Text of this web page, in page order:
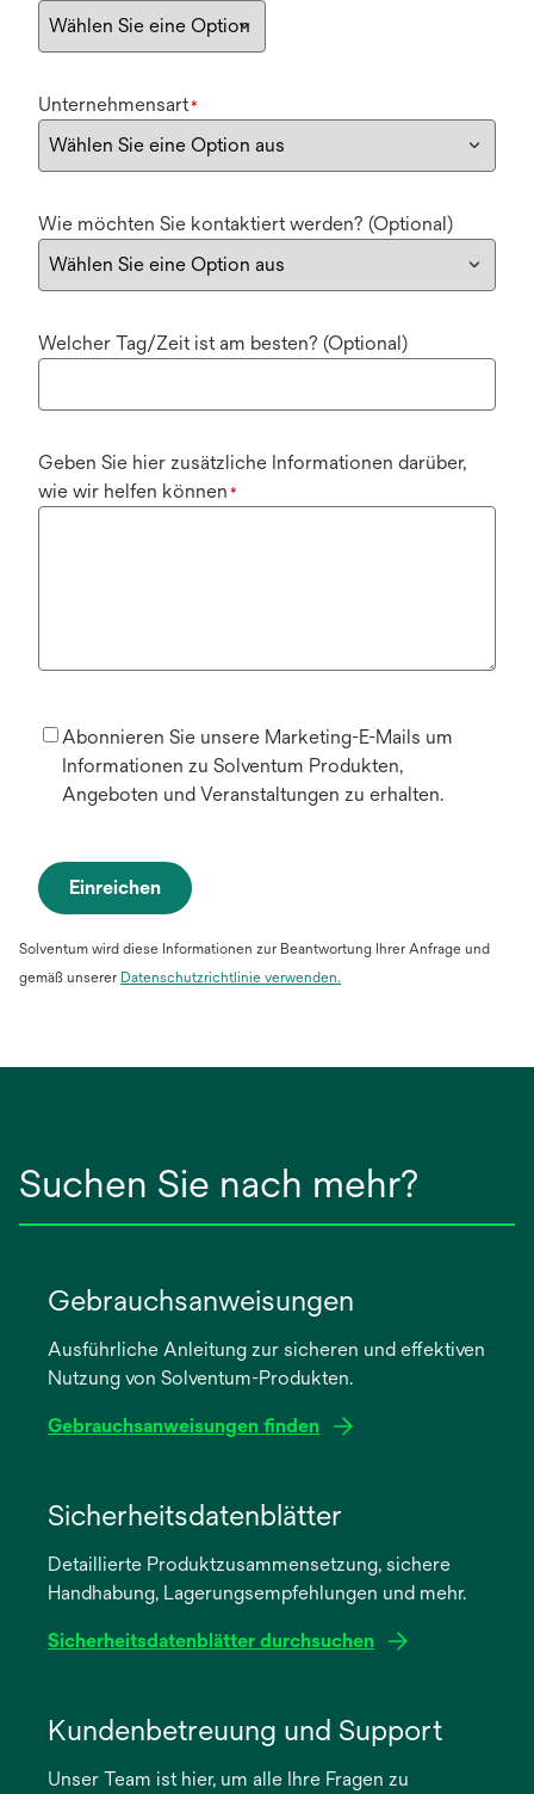
Unternehmensart*
Wie möchten Sie kontaktiert werden? (Optional)
Welcher Tag/Zeit ist am besten? (Optional)
Geben Sie hier zusätzliche Informationen darüber,
wie wir helfen können *
Abonnieren Sie unsere Marketing-E-Mails um
Informationen zu Solventum Produkten,
Angeboten und Veranstaltungen zu erhalten.
Einreichen
Solventum wird diese Informationen zur Beantwortung Ihrer Anfrage und
gemäß unserer Datenschutzrichtlinie verwenden.
Suchen Sie nach mehr?
Gebrauchsanweisungen
Ausführliche Anleitung zur sicheren und effektiven
Nutzung von Solventum-Produkten.
Gebrauchsanweisungen finden
neuen
Registerkarte
Sicherheitsdatenblätter
Detaillierte Produktzusammensetzung, sichere
Handhabung, Lagerungsempfehlungen und mehr.
Sicherheitsdatenblätter durchsuchen
neuen
Kundenbetreuung und Support
Unser Team ist hier, um alle Ihre Fragen zu